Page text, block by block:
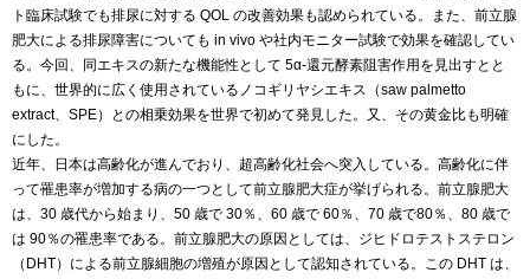
ト臨床試験でも排尿に対する QOL の改善効果も認められている。また、前立腺
肥大による排尿障害についても in vivo や社内モニター試験で効果を確認してい
る。今回、同エキスの新たな機能性として 5α-還元酵素阻害作用を見出すとと
もに、世界的に広く使用されているノコギリヤシエキス（saw palmetto
extract、SPE）との相乗効果を世界で初めて発見した。又、その黄金比も明確
にした。
近年、日本は高齢化が進んでおり、超高齢化社会へ突入している。高齢化に伴
って罹患率が増加する病の一つとして前立腺肥大症が挙げられる。前立腺肥大
は、30 歳代から始まり、50 歳で 30％、60 歳で 60％、70 歳で80％、80 歳で
は 90％の罹患率である。前立腺肥大の原因としては、ジヒドロテストステロン
（DHT）による前立腺細胞の増殖が原因として認知されている。この DHT は、